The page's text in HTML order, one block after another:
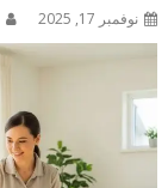
نوفمبر 17, 2025